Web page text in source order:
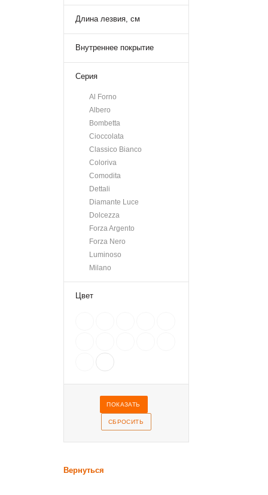
Шумовки (5)
кулинарные (1)
Эмалированная посуда (2)
Длина лезвия, см
Внутреннее покрытие
Серия
Al Forno
Albero
Bombetta
Cioccolata
Classico Bianco
Coloriva
Comodita
Dettali
Diamante Luce
Dolcezza
Forza Argento
Forza Nero
Luminoso
Milano
Modena
Napoli
Senza graffi
Teracotta
Vamp Argento
Vamp Nero
Venezia
Цвет
Вернуться